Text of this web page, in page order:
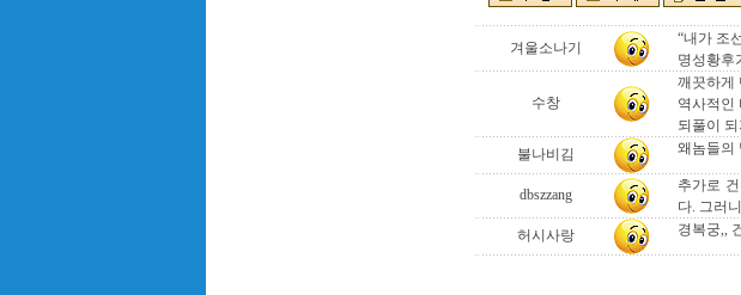
겨울소나기
“내가 조
명성황후
수창
깨끗하게
역사적인
되풀이
불나비김 왜놈들의
dbszzang
추가로
다. 그러
허시사랑 경복궁,,